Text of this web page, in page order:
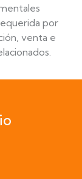
por
venta e